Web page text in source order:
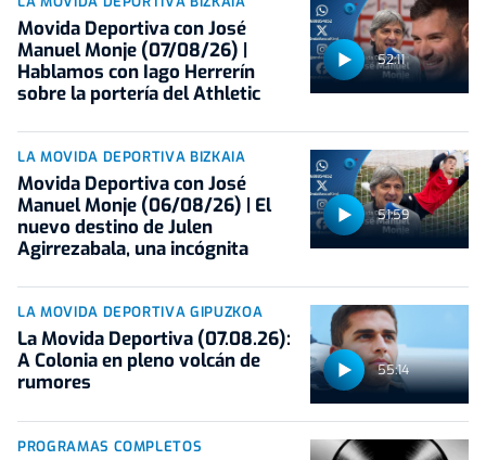
52:11
Movida Deportiva con José
Manuel Monje (07/08/26) |
Hablamos con Iago Herrerín
sobre la portería del Athletic
51:59
LA MOVIDA DEPORTIVA BIZKAIA
Movida Deportiva con José
Manuel Monje (06/08/26) | El
nuevo destino de Julen
Agirrezabala, una incógnita
55:14
LA MOVIDA DEPORTIVA GIPUZKOA
La Movida Deportiva (07.08.26):
A Colonia en pleno volcán de
rumores
PROGRAMAS COMPLETOS